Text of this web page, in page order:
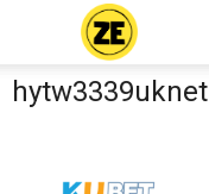
hytw3339uknet